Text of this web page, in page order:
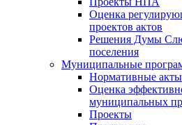
Оценка
проектов актов
Решения Думы
поселения
Муниципальные
Нормативные акты
Оценка
муниципальных
Проекты